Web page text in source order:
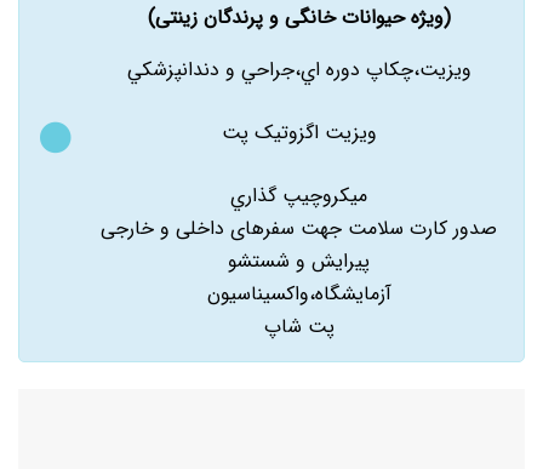
(ویژه حیوانات خانگی و پرندگان زینتی)
ويزيت،چکاپ دوره اي،جراحي و دندانپزشکي
ويزيت اگزوتيک پت
ميکروچيپ گذاري
صدور کارت سلامت جهت سفرهای داخلی و خارجی
پيرايش و شستشو
آزمايشگاه،واکسيناسيون
پت شاپ